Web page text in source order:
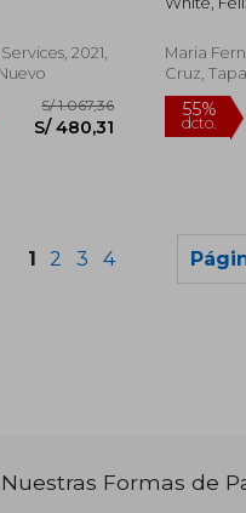
2021,
Better,
Maria
Cruz,
1 2 3 4
Nuestras Formas de